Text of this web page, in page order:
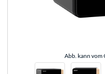
Abb. kann vom